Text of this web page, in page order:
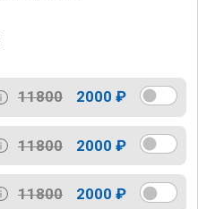
11800 2000 ₽
11800 2000 ₽
11800 2000 ₽